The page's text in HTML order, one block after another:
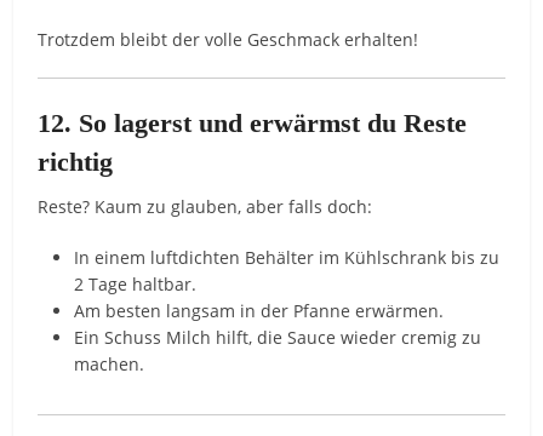
Trotzdem bleibt der volle Geschmack erhalten!
12. So lagerst und erwärmst du Reste
richtig
Reste? Kaum zu glauben, aber falls doch:
In einem luftdichten Behälter im Kühlschrank bis zu
2 Tage haltbar.
Am besten langsam in der Pfanne erwärmen.
Ein Schuss Milch hilft, die Sauce wieder cremig zu
machen.